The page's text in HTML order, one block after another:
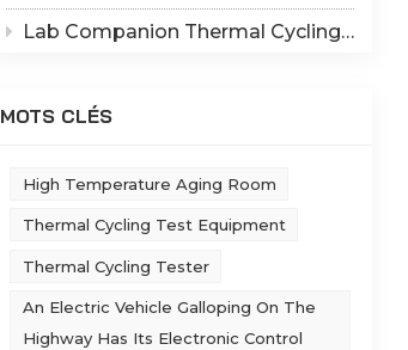
Lab Companion Thermal Cycling Chamber for Optical Module Performance Testing
MOTS CLÉS
High Temperature Aging Room
Thermal Cycling Test Equipment
Thermal Cycling Tester
An Electric Vehicle Galloping On The
Highway Has Its Electronic Control